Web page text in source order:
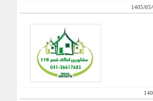
1405/